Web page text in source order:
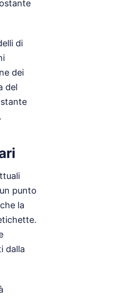
di
dei
del
punto
la
dalla